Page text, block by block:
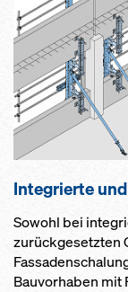
Integrierte
Sowohl bei
zurückgesetzten
Bauvorhaben mit